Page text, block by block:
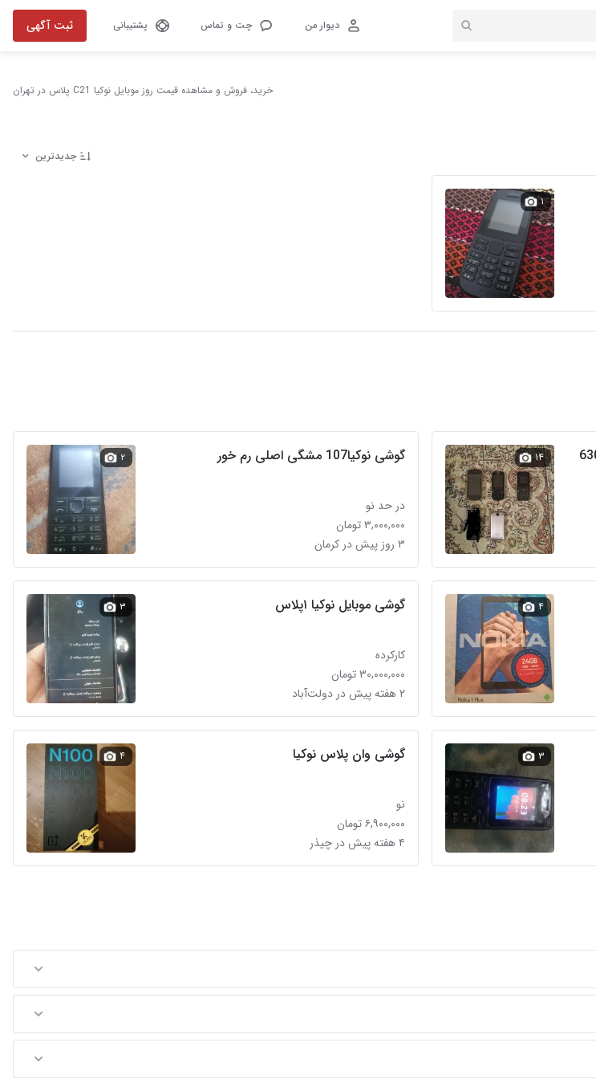
دیوار من چت و تماس پشتیبانی ثبت آگهی
خرید، فروش و مشاهده قیمت روز موبایل نوکیا C21 پلاس در تهران
جدیدترین
۱
۱۴ گوشی نوکیا107 مشگی اصلی رم خور
در حد نو
۳,۰۰۰,۰۰۰ تومان
۳ روز پیش در کرمان
۲
۴ گوشی موبایل نوکیا ۱پلاس
کارکرده
۳۰,۰۰۰,۰۰۰ تومان
۲ هفته پیش در دولت‌آباد
۳
۳ گوشی وان پلاس نوکیا
نو
۶,۹۰۰,۰۰۰ تومان
۴ هفته پیش در چیذر
۴